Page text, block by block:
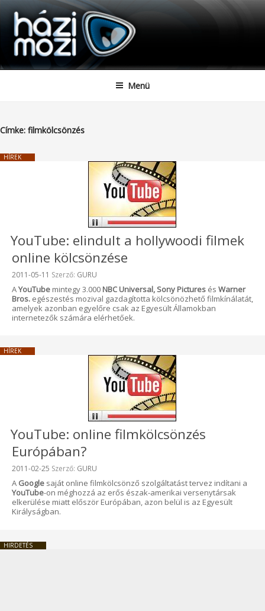
Tartalomhoz
HAZIMOZI
Menü
Címke: filmkölcsönzés
HÍREK
YouTube: elindult a hollywoodi filmek
online kölcsönzése
Beküldve:
2011-05-11 Szerző: GURU
AYouTube mintegy 3.000 NBC Universal, Sony Pictures és Warner
Bros. egészestés mozival gazdagította kölcsönözhető filmkínálatát,
amelyek azonban egyelőre csak az Egyesült Államokban
internetezők számára elérhetőek.
HÍREK
YouTube: online filmkölcsönzés
Európában?
Beküldve:
2011-02-25 Szerző: GURU
A Google saját online filmkölcsönző szolgáltatást tervez indítani a
YouTube-on méghozzá az erős észak-amerikai versenytársak
elkerülése miatt először Európában, azon belül is az Egyesült
Királyságban.
HIRDETÉS